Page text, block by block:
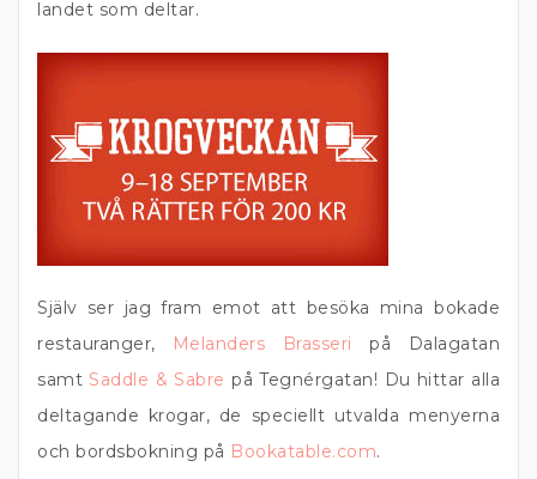
landet som deltar.
Själv ser jag fram emot att besöka mina bokade
restauranger,
Melanders Brasseri på Dalagatan
samt Saddle & Sabre på Tegnérgatan! Du hittar alla
deltagande krogar, de speciellt utvalda menyerna
och bordsbokning på Bookatable.com.